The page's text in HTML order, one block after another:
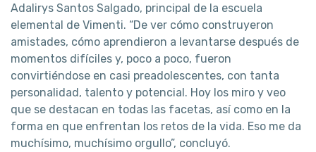
Adalirys Santos Salgado, principal de la escuela
elemental de Vimenti. “De ver cómo construyeron
amistades, cómo aprendieron a levantarse después de
momentos difíciles y, poco a poco, fueron
convirtiéndose en casi preadolescentes, con tanta
personalidad, talento y potencial. Hoy los miro y veo
que se destacan en todas las facetas, así como en la
forma en que enfrentan los retos de la vida. Eso me da
muchísimo, muchísimo orgullo”, concluyó.